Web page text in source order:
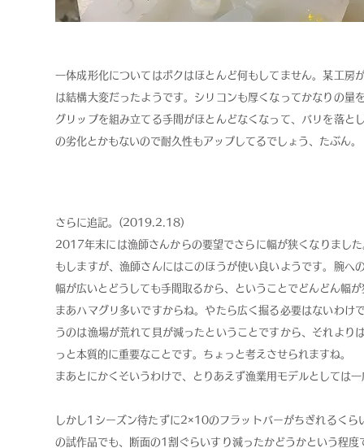
一体成形化についてはボクはほとんど何もしてません。某工房
は結構大変だったようです。シリコンも厚くなってかなりの
グリップを組み立てる手間がほとんどなくなって、バリを落
の劣化とかもないので耐久性もアップしてるでしょう、たぶん。
さらに追記。(2019.2.18)
​2017年末には漁師さんからの要望でさらに幅が狭くなりまし
もしますが、漁師さんにはこのほうが使い良いようです。腕
幅が広いとどうしても手間取るから、ということでどんどん幅
まあハマグリ多いですからね。やたら広く掘る必要はないわ
うのは漁場が荒れて貝が減ったということですから、それよ
っと本質的に重要なことです。ちょっと考えさせられますね。
まあとにかくそいうわけで、とりあえず漁業用モデルとしては
しかし1シーズン待たずに2×10のフラットバーがちぎれるく
の試作品でも、断面の1割ぐらいすり減ったかどうかという程